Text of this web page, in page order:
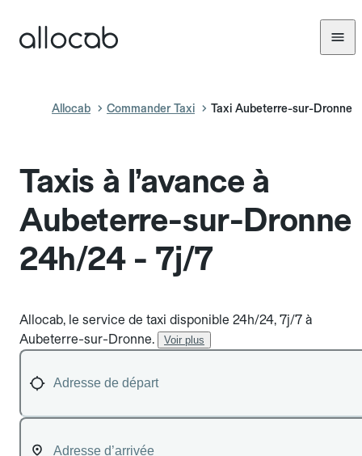
Allocab Commander Taxi Taxi Aubeterre-sur-Dronne
Taxis à l’avance à
Aubeterre-sur-Dronne
24h/24 - 7j/7
Allocab, le service de taxi disponible 24h/24, 7j/7 à
Aubeterre-sur-Dronne.
Voir plus